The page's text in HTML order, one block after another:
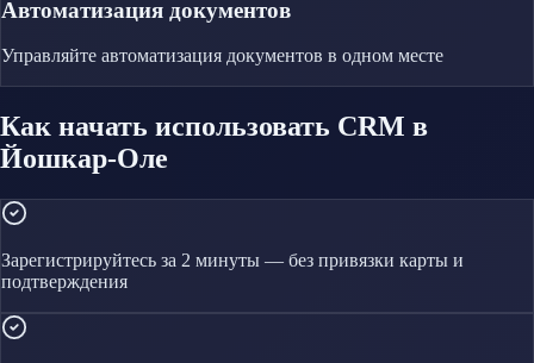
Автоматизация документов
Управляйте автоматизация документов в одном месте
Как начать использовать CRM в
Йошкар-Оле
Зарегистрируйтесь за 2 минуты — без привязки карты и
подтверждения